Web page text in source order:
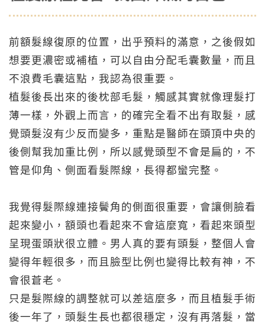
前額髮線復原的位置，出乎預料的滿意，之後假如
想要更濃密或補植，可以自由分配毛囊數量，而且
不浪費毛囊這點，我認為很重要。
植髮後長出來的後枕部毛髮，觸感其實就像理髮打
薄一樣，外觀上而言，的確完全看不出有取髮，感
覺頭髮沒有少反而變多，重點是醫師在頭頂中央的
後側幫我加重比例，所以感覺頭型不會是扁的，不
管是仰角、側面看髮際線，長得都蠻完整。
我覺得髮際線連接鬢角的側面很重要，會讓側臉看
起來變小，額頭也看起來不會這麼寬，看起來頭型
呈現蛋頭狀很立體。男人真的要有頭髮，整個人會
變得年輕很多，而且臉型比例也變得比較有神，不
會很蒼老。
只是髮際線的調整就可以差這麼多，而且植髮手術
後一年了，頭髮生長也都很穩定，沒有再落髮，當